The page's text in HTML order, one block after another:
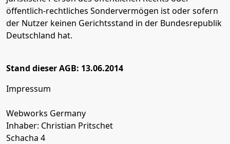
öffentlich-rechtliches Sondervermögen ist oder sofern
der Nutzer keinen Gerichtsstand in der Bundesrepublik
Deutschland hat.
Stand dieser AGB: 13.06.2014
Impressum
Webworks Germany
Inhaber: Christian Pritschet
Schacha 4